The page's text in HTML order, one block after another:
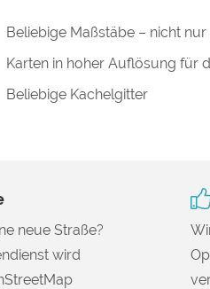
Beliebige Maßstäbe – nicht
Karten in hoher Auflösung für
Beliebige Kachelgitter
neue Straße?
wird